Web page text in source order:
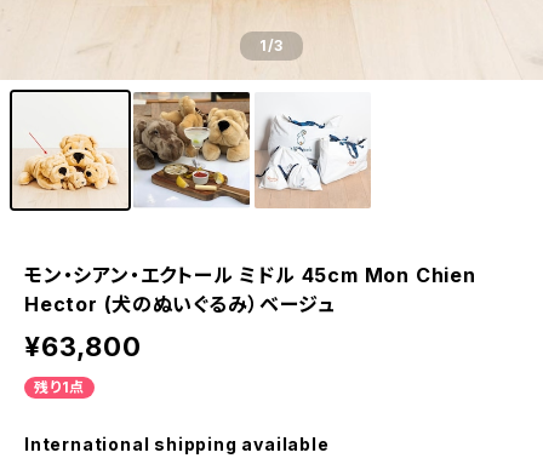
1/3
モン・シアン・エクトール ミドル 45cm Mon Chien
Hector (犬のぬいぐるみ）ベージュ
¥63,800
残り1点
International shipping available